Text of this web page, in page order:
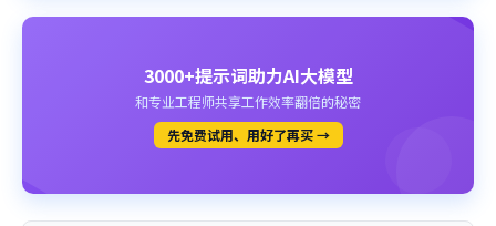
3000+提示词助力AI大模型
和专业工程师共享工作效率翻倍的秘密
先免费试用、用好了再买 →